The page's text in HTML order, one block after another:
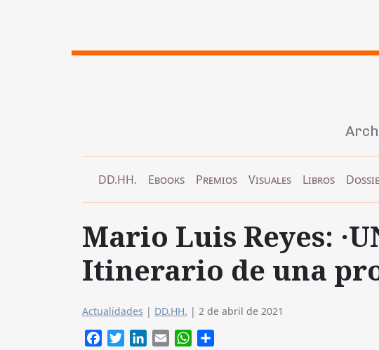
DD.HH. Ebooks Premios Visuales Libros
Mario Luis Reyes:
Itinerario de una
Actualidades | DD.HH. | 2 de abril de 2021
FacebookTwitterLinkedIn
Email WhatsApp